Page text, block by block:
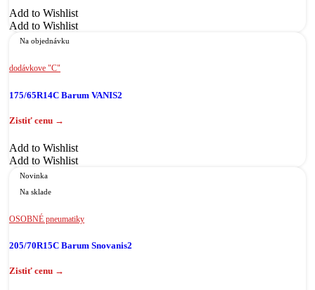
Add to Wishlist
Add to Wishlist
Na objednávku
dodávkove "C"
175/65R14C Barum VANIS2
Add to Wishlist
Add to Wishlist
Novinka
Na sklade
OSOBNÉ pneumatiky
205/70R15C Barum Snovanis2